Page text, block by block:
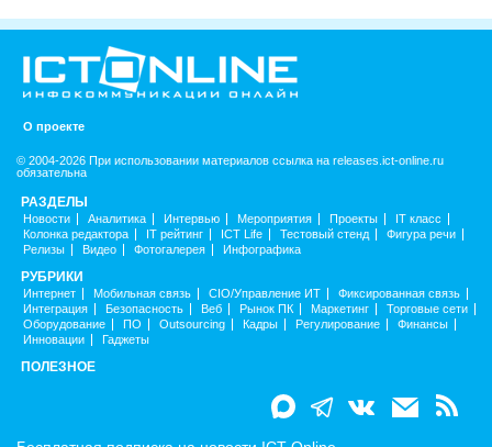
О проекте
© 2004-2026 При использовании материалов ссылка на releases.ict-online.ru
обязательна
РАЗДЕЛЫ
Новости Аналитика Интервью Мероприятия Проекты
IT класс
Колонка редактора
IT рейтинг ICT Life Тестовый стенд
Фигура речи
Релизы
Видео Фотогалерея Инфографика
РУБРИКИ
Интернет Мобильная связь CIO/Управление ИТ
Фиксированная связь
Интеграция
Безопасность Веб Рынок ПК Маркетинг
Торговые сети
Оборудование
ПО Outsourcing Кадры Регулирование
Финансы
Инновации
Гаджеты
ПОЛЕЗНОЕ